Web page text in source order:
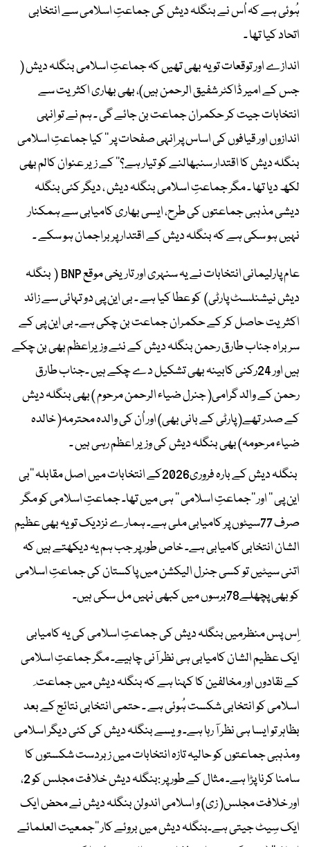
ہُوئی ہے کہ اُس نے بنگلہ دیش کی جماعتِ اسلامی سے انتخابی
اتحاد کیا تھا ۔
اندازے اور توقعات تو یہ بھی تھیں کہ جماعتِ اسلامی بنگلہ دیش (
جس کے امیر ڈاکٹر شفیق الرحمن ہیں)، بھی بھاری اکثریت سے
انتخابات جیت کر حکمران جماعت بن جائے گی ۔ ہم نے تو اِنہی
اندازوں اور قیافوں کی اساس پر اِنہی صفحات پر ’’ کیا جماعتِ اسلامی
بنگلہ دیش کا اقتدار سنبھالنے کو تیار ہے؟‘‘ کے زیر عنوان کالم بھی
لکھ دیا تھا ۔ مگر جماعتِ اسلامی بنگلہ دیش ، دیگر کئی بنگلہ
دیشی مذہبی جماعتوں کی طرح، ایسی بھاری کامیابی سے ہمکنار
نہیں ہو سکی ہے کہ بنگلہ دیش کے اقتدار پر براجمان ہو سکے ۔
عام پارلیمانی انتخابات نے یہ سنہری اور تاریخی موقع BNP ( بنگلہ
دیش نیشنلسٹ پارٹی) کو عطا کیا ہے ۔ بی این پی دو تہائی سے زائد
اکثریت حاصل کر کے حکمران جماعت بن چکی ہے۔ بی این پی کے
سربراہ جناب طارق رحمن بنگلہ دیش کے نئے وزیراعظم بھی بن چکے
ہیں اور 24رکنی کابینہ بھی تشکیل دے چکے ہیں ۔جناب طارق
رحمن کے والد گرامی( جنرل ضیاء الرحمن مرحوم ) بھی بنگلہ دیش
کے صدر تھے( پارٹی کے بانی بھی) اور اُن کی والدہ محترمہ( خالدہ
ضیاء مرحومہ) بھی بنگلہ دیش کی وزیر اعظم رہی ہیں ۔
بنگلہ دیش کے بارہ فروری2026کے انتخابات میں اصل مقابلہ ’’بی
این پی ‘‘ اور ’’جماعتِ اسلامی ‘‘ ہی میں تھا۔ جماعتِ اسلامی کو مگر
صرف 77سیٹوں پر کامیابی ملی ہے۔ ہمارے نزدیک تو یہ بھی عظیم
الشان انتخابی کامیابی ہے۔ خاص طور پر جب ہم یہ دیکھتے ہیں کہ
اتنی سیٹیں تو کسی جنرل الیکشن میں پاکستان کی جماعتِ اسلامی
کو بھی پچھلے78برسوں میں کبھی نہیں مل سکی ہیں۔
اِس پس منظرمیں بنگلہ دیش کی جماعتِ اسلامی کی یہ کامیابی
ایک عظیم الشان کامیابی ہی نظر آنی چاہیے۔ مگر جماعتِ اسلامی
کے نقادوں اور مخالفین کا کہنا ہے کہ بنگلہ دیش میں جماعت ِ
اسلامی کو انتخابی شکست ہُوئی ہے ۔ حتمی انتخابی نتائج کے بعد
بظاہر تو ایسا ہی نظر آ رہا ہے۔ ویسے بنگلہ دیش کی کئی دیگر اسلامی
ومذہبی جماعتوں کو حالیہ تازہ انتخابات میں زبردست شکستوں کا
سامنا کرنا پڑا ہے۔ مثال کے طور پر :بنگلہ دیش خلافت مجلس کو 2،
اور خلافت مجلس( زی) و اسلامی اندولن بنگلہ دیش نے محض ایک
ایک سِیٹ جیتی ہے۔بنگلہ دیش میں بروئے کار ’’جمعیت العلمائے